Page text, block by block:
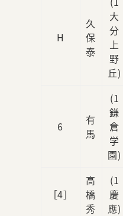
H
久
保
泰
大
分
上
野
丘)
6
有
馬
(1
鎌
倉
学
園)
［4］
高
橋
秀
(1
慶
應)